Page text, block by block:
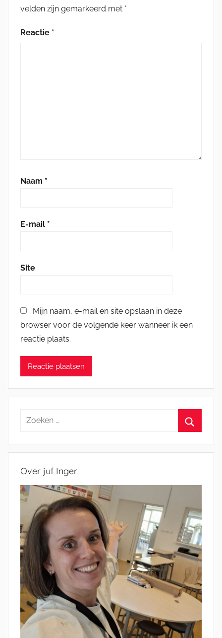
velden zijn gemarkeerd met *
Reactie *
Naam *
E-mail *
Site
Mijn naam, e-mail en site opslaan in deze
browser voor de volgende keer wanneer ik een
reactie plaats.
Zoeken
Over juf Inger